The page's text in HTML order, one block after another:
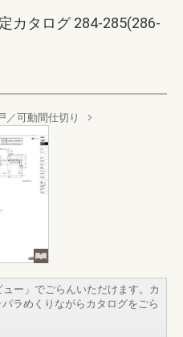
カタログ 284-285(286-
可動間仕切り
ー」でごらんいただけます。カ
ラめくりながらカタログをごら